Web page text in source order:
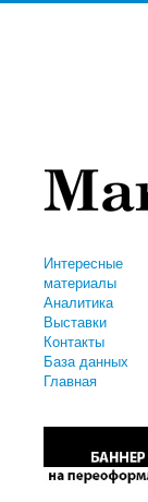
Интересные
материалы
Аналитика
Выставки
Контакты
База данных
Главная